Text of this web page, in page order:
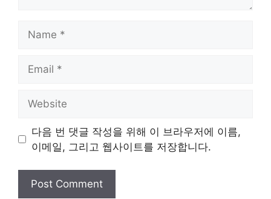
다음 번 댓글 작성을 위해 이 브라우저에 이름,
이메일, 그리고 웹사이트를 저장합니다.